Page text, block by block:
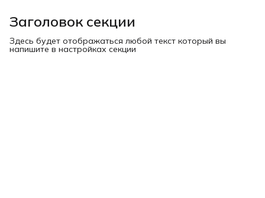
Заголовок секции
Здесь будет отображаться любой текст который вы
напишите в настройках секции